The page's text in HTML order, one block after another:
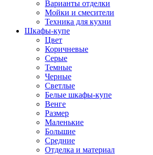
Варианты отделки
Мойки и смесители
Техника для кухни
Шкафы-купе
Цвет
Коричневые
Серые
Темные
Черные
Светлые
Белые шкафы-купе
Венге
Размер
Маленькие
Большие
Средние
Отделка и материал